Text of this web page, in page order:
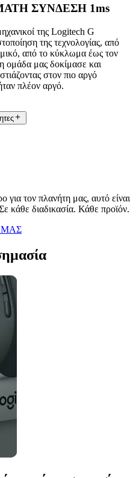
ΣΥΝΔΕΣΗ 1ms
της Logitech G
της τεχνολογίας, από
από το κύκλωμα έως τον
ομάδα μας δοκίμασε και
στον πιο αργό
πλέον αργό.
για τον πλανήτη μας, αυτό είναι
κάθε διαδικασία. Κάθε προϊόν.
ΜΑΣ